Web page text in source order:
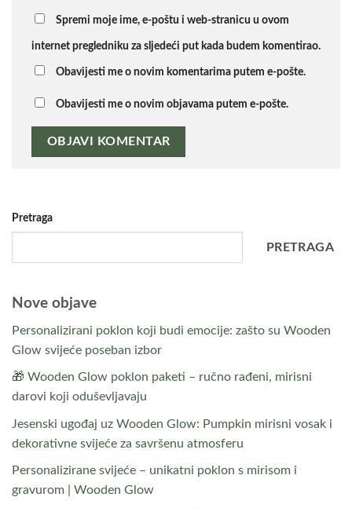
Spremi moje ime, e-poštu i web-stranicu u ovom
internet pregledniku za sljedeći put kada budem komentirao.
Obavijesti me o novim komentarima putem e-pošte.
Obavijesti me o novim objavama putem e-pošte.
Pretraga
PRETRAGA
Nove objave
Personalizirani poklon koji budi emocije: zašto su Wooden
Glow svijeće poseban izbor
🎁 Wooden Glow poklon paketi – ručno rađeni, mirisni
darovi koji oduševljavaju
Jesenski ugođaj uz Wooden Glow: Pumpkin mirisni vosak i
dekorativne svijeće za savršenu atmosferu
Personalizirane svijeće – unikatni poklon s mirisom i
gravurom | Wooden Glow